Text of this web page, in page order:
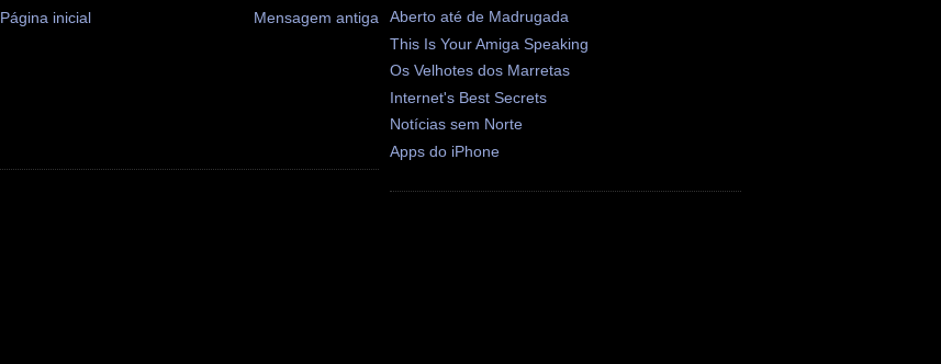
Mensagem antiga
Página inicial
Aberto até de Madrugada
This Is Your Amiga Speaking
Os Velhotes dos Marretas
Internet's Best Secrets
Notícias sem Norte
Apps do iPhone